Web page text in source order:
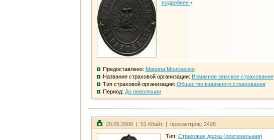
подробнее
Предоставлено: Марина Моисеенко
Название страховой организации: Взаимное земское страхование
Тип страховой организации: Общество взаимного страхования
Период: До революции
20.05.2008 | 51 Кбайт | просмотров: 2428
Тип: Страховая доска (оригинальная)